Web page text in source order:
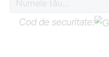
Cod de securitate: